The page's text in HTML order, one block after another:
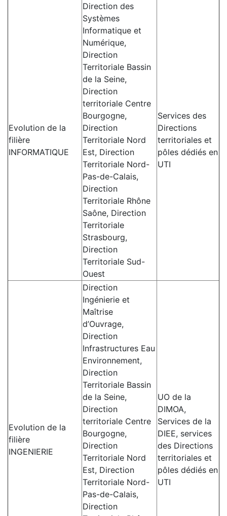
Evolution de la
filière
INFORMATIQUE
Direction des
Systèmes
Informatique et
Numérique,
Direction
Territoriale Bassin
de la Seine,
Direction
territoriale Centre
Bourgogne,
Direction
Territoriale Nord
Est, Direction
Territoriale Nord-
Pas-de-Calais,
Direction
Territoriale Rhône
Saône, Direction
Territoriale
Strasbourg,
Direction
Territoriale Sud-
Ouest
Services des
Directions
territoriales et
pôles dédiés en
UTI
Evolution de la
filière
INGENIERIE
Direction
Ingénierie et
Maîtrise
d’Ouvrage,
Direction
Infrastructures Eau
Environnement,
Direction
Territoriale Bassin
de la Seine,
Direction
territoriale Centre
Bourgogne,
Direction
Territoriale Nord
Est, Direction
Territoriale Nord-
Pas-de-Calais,
Direction
UO de la
DIMOA,
Services de la
DIEE, services
des Directions
territoriales et
pôles dédiés en
UTI